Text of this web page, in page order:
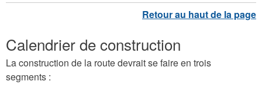
Calendrier de construction
La construction de la route devrait se faire en trois
segments :